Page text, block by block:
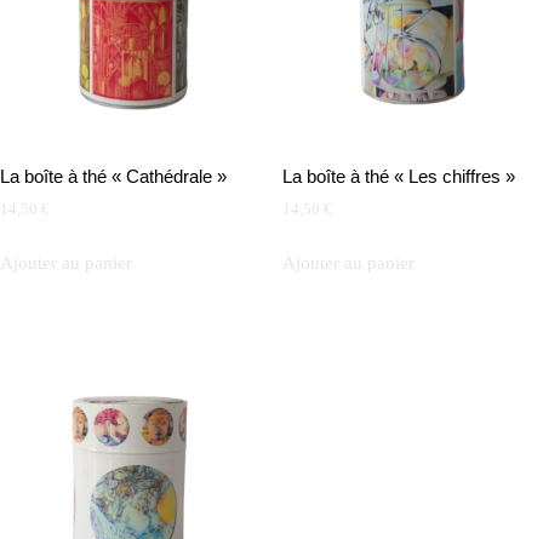
La boîte à thé « Cathédrale »
14,50 €
Ajouter au panier
La boîte à thé « Les chiffres »
14,50 €
Ajouter au panier